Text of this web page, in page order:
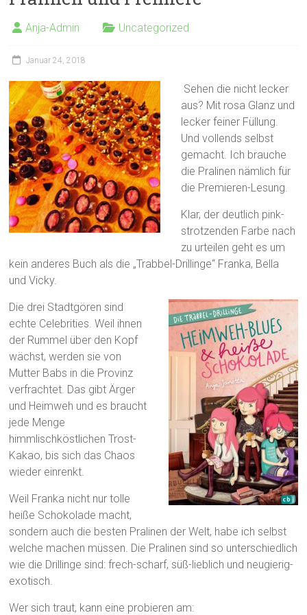
Anja-Admin Uncategorized
Januar 24, 2018
Sehen die nicht lecker
aus? Mit rosa Glanz und
lecker feiner Füllung.
Und vollends selbst
gemacht. Ich brauche
die Pralinen nämlich für
die Premieren-Lesung.
Klar, der deutlich pink-
strotzenden Farbe nach
zu urteilen geht es um
kein anderes Buch als die „Trabbel-Drillinge“ Franka, Bella
und Vicky.
Die drei Stadtgören sind
echte Celebrities. Weil ihnen
der Rummel über den Kopf
wächst, werden sie von
Mutter Babs in die Provinz
verfrachtet. Das gibt Ärger
und Heimweh und es braucht
jede Menge
himmlischköstlichen Trost-
Kakao, bis sich das Chaos
wieder einrenkt.
Weil Franka nicht nur tolle
heiße Schokolade macht,
sondern auch die besten Pralinen der Welt, habe ich selbst
welche machen müssen. Die Pralinen sind so unterschiedlich
wie die Drillinge sind: frech-scharf, süß-lieblich und neugierig-
exotisch.
Wer sich traut, kann eine probieren am: